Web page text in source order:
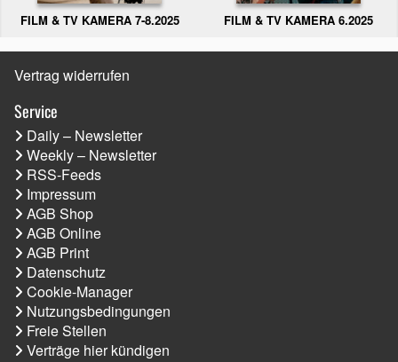
FILM & TV KAMERA 7-8.2025 FILM & TV KAMERA 6.2025
Vertrag widerrufen
Service
Daily – Newsletter
Weekly – Newsletter
RSS-Feeds
Impressum
AGB Shop
AGB Online
AGB Print
Datenschutz
Cookie-Manager
Nutzungsbedingungen
Freie Stellen
Verträge hier kündigen